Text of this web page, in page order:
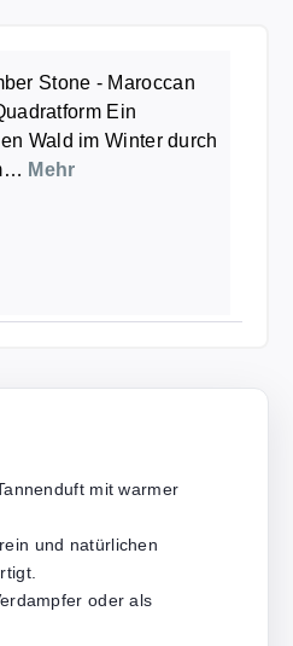
Stone - Maroccan
Ein
Wald im Winter durch
Mehr
mit warmer
und natürlichen
oder als